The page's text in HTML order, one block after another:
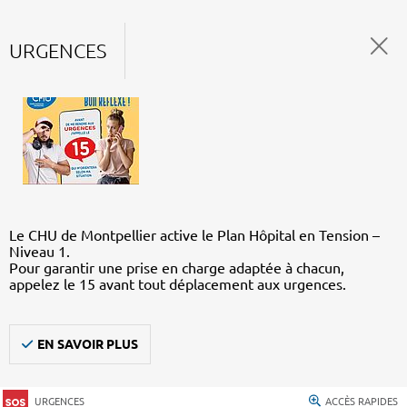
URGENCES
Le CHU de Montpellier active le Plan Hôpital en Tension –
Niveau 1.
Pour garantir une prise en charge adaptée à chacun,
appelez le 15 avant tout déplacement aux urgences.
EN SAVOIR PLUS
URGENCES ACCÈS RAPIDES